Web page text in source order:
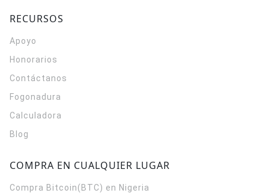
RECURSOS
Apoyo
Honorarios
Contáctanos
Fogonadura
Calculadora
Blog
COMPRA EN CUALQUIER LUGAR
Compra Bitcoin(BTC) en Nigeria